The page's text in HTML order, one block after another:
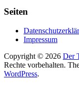
Seiten
Impressum
Copyright © 2026 Der
Rechte vorbehalten.
WordPress.